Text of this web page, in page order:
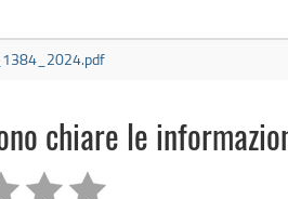
chiare le